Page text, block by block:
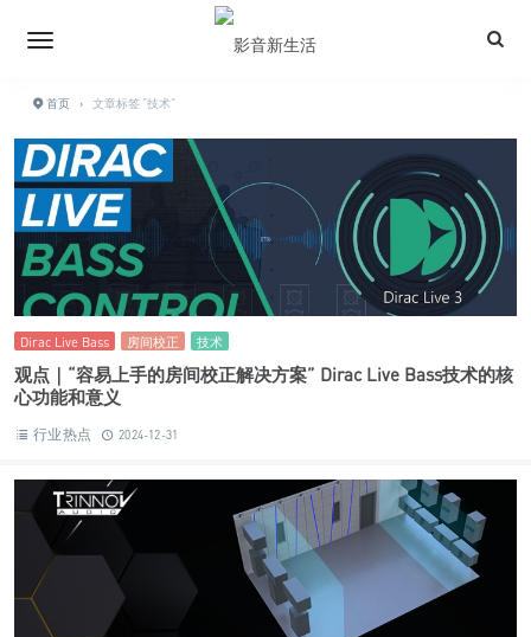
首页 › 文章标签 "技术"
Dirac Live Bass 房间校正 技术
观点｜“容易上手的房间校正解决方案” Dirac Live Bass技术的核
心功能和意义
行业热点 2024-12-31